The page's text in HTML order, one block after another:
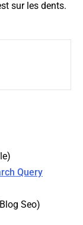
sur les dents.
)
Query
Blog Seo)